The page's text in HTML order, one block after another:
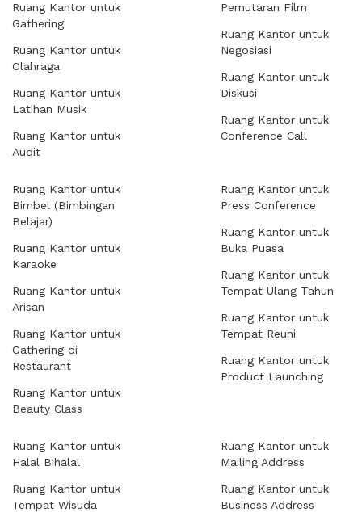
Ruang Kantor untuk
Gathering
Ruang Kantor untuk
Olahraga
Ruang Kantor untuk
Latihan Musik
Ruang Kantor untuk
Audit
Pemutaran Film
Ruang Kantor untuk
Negosiasi
Ruang Kantor untuk
Diskusi
Ruang Kantor untuk
Conference Call
Ruang Kantor untuk
Bimbel (Bimbingan
Belajar)
Ruang Kantor untuk
Karaoke
Ruang Kantor untuk
Arisan
Ruang Kantor untuk
Gathering di
Restaurant
Ruang Kantor untuk
Beauty Class
Ruang Kantor untuk
Press Conference
Ruang Kantor untuk
Buka Puasa
Ruang Kantor untuk
Tempat Ulang Tahun
Ruang Kantor untuk
Tempat Reuni
Ruang Kantor untuk
Product Launching
Ruang Kantor untuk
Halal Bihalal
Ruang Kantor untuk
Tempat Wisuda
Ruang Kantor untuk
Mailing Address
Ruang Kantor untuk
Business Address